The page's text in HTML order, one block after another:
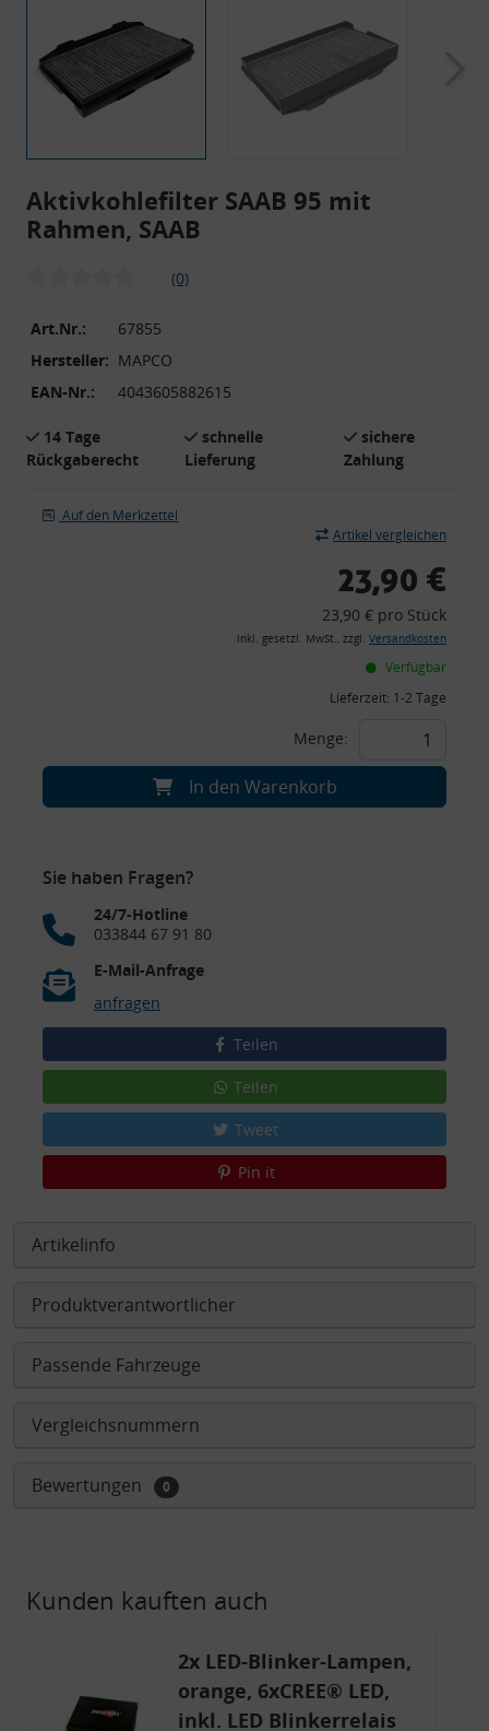
Aktivkohlefilter SAAB 95 mit
Rahmen, SAAB
(0)
Art.Nr.:
67855
Hersteller: MAPCO
EAN-Nr.:
4043605882615
14 Tage
Rückgaberecht
schnelle
Lieferung
sichere
Zahlung
Auf den Merkzettel
Artikel vergleichen
23,90 €
23,90 € pro Stück
inkl. gesetzl. MwSt., zzgl. Versandkosten
Verfügbar
Lieferzeit: 1-2 Tage
Menge:
In den Warenkorb
Sie haben Fragen?
24/7-Hotline
033844 67 91 80
E-Mail-Anfrage
anfragen
Teilen
Teilen
Tweet
Pin it
Artikelinfo
Produktverantwortlicher
Passende Fahrzeuge
Vergleichsnummern
Bewertungen 0
Kunden kauften auch
2x LED-Blinker-Lampen,
orange, 6xCREE® LED,
inkl. LED Blinkerrelais